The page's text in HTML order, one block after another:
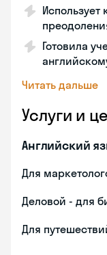
Готовила
Читать дальше
Услуги и
Английский
Для
Деловой - для
Для